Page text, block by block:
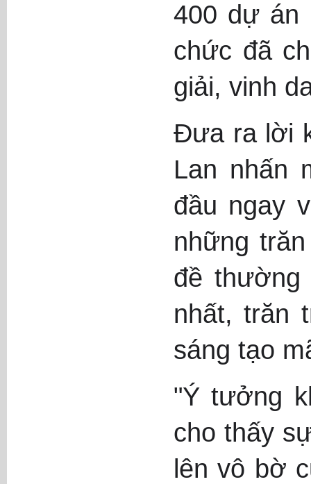
400 dự án
chức đã
giải, vinh
Đưa ra lời
Lan nhấn
đầu ngay
những
đề thường
nhất, trăn
sáng tạo
"Ý tưởng
cho thấy
lên vô bờ